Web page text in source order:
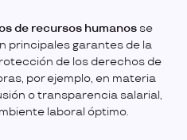
de recursos humanos se
principales garantes de la
de los derechos de
por ejemplo, en materia
o transparencia salarial,
laboral óptimo.